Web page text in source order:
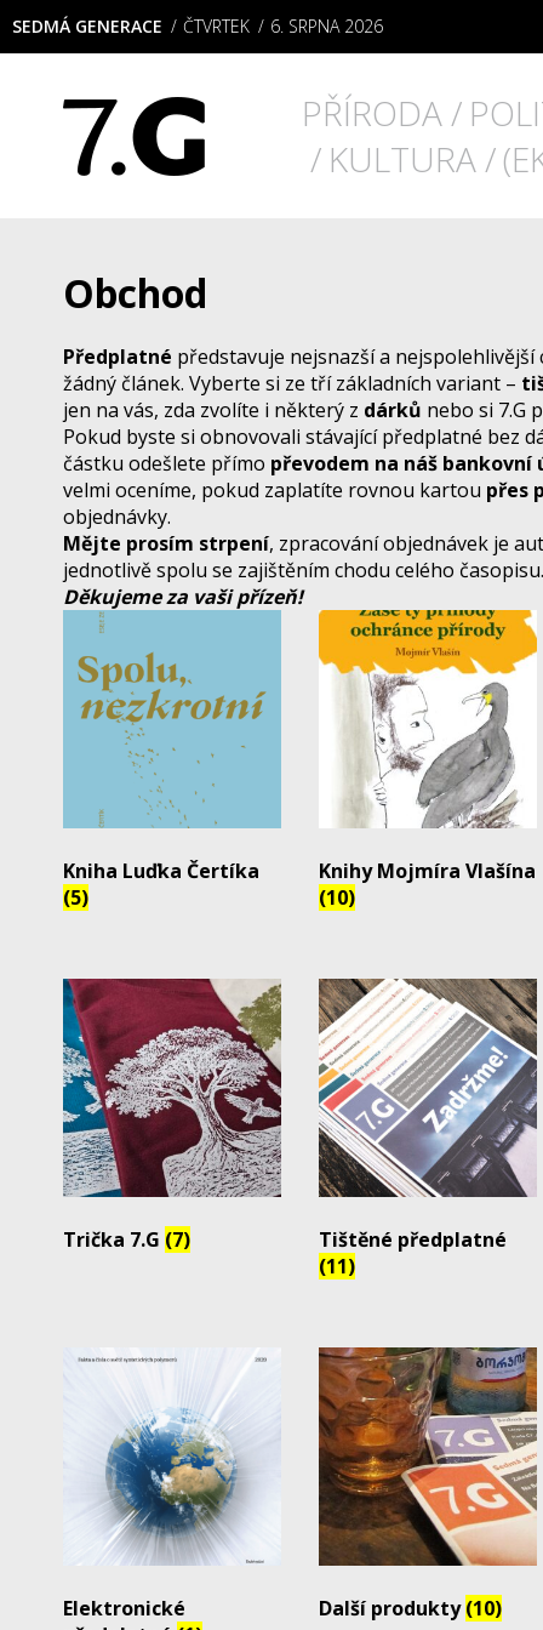
SEDMÁ GENERACE ČTVRTEK 6. SRPNA 2026
SEDMÁ GENERACE
PŘÍRODA
KULTURA
Obchod
Předplatné představuje nejsnazší a nejspolehlivější
žádný článek. Vyberte si ze tří základních variant –
jen na vás, zda zvolíte i některý z dárků nebo si 7.G
Pokud byste si obnovovali stávající předplatné bez
částku odešlete přímo převodem na náš bankovní
velmi oceníme, pokud zaplatíte rovnou kartou přes
objednávky.
Mějte prosím strpení, zpracování objednávek je
jednotlivě spolu se zajištěním chodu celého časopisu.
Děkujeme za vaši přízeň!
Kniha Luďka Čertíka
(5)
Knihy Mojmíra Vlašína
(10)
Trička 7.G (7)
Tištěné předplatné
(11)
Elektronické
Další produkty(10)